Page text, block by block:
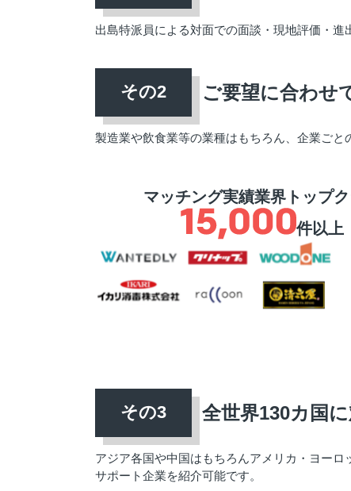
出島特派員による対面での面談・現地評価・
ご要望に合わせ
製造業や飲食業等の業種はもちろん、企業ごと
マッチング実績業界トップ
件以上
全世界130カ国
アジア各国や中国はもちろんアメリカ・ヨー
サポート企業を紹介可能です。